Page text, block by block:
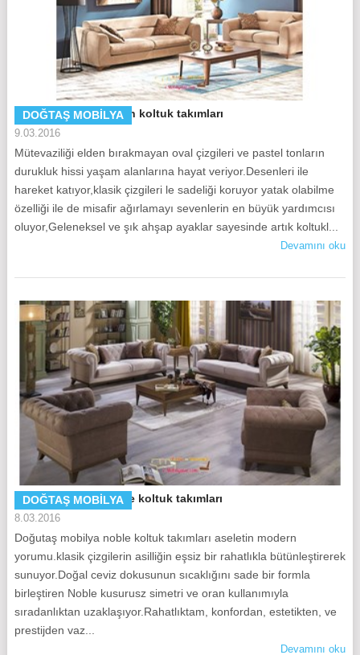
DOĞTAŞ MOBILYA
Doğtaş Mobilya Berlın koltuk takımları
9.03.2016
Mütevaziliği elden bırakmayan oval çizgileri ve pastel tonların
durukluk hissi yaşam alanlarına hayat veriyor.Desenleri ile
hareket katıyor,klasik çizgileri le sadeliği koruyor yatak olabilme
özelliği ile de misafir ağırlamayı sevenlerin en büyük yardımcısı
oluyor,Geleneksel ve şık ahşap ayaklar sayesinde artık koltukl...
Devamını oku
DOĞTAŞ MOBILYA
Doğtaş mobilya noble koltuk takımları
8.03.2016
Doğutaş mobilya noble koltuk takımları aseletin modern
yorumu.klasik çizgilerin asilliğin eşsiz bir rahatlıkla bütünleştirerek
sunuyor.Doğal ceviz dokusunun sıcaklığını sade bir formla
birleştiren Noble kusurusz simetri ve oran kullanımıyla
sıradanlıktan uzaklaşıyor.Rahatlıktam, konfordan, estetikten, ve
prestijden vaz...
Devamını oku